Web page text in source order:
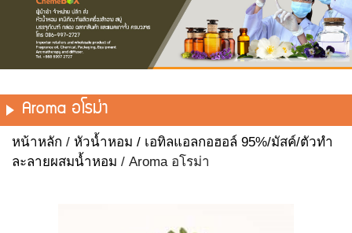
Aroma อโรม่า
หน้าหลัก / หัวน้ำหอม / เอทิลแอลกอฮอล์ 95%/มัสค์/ตัวทำ
ละลายผสมน้ำหอม / Aroma อโรม่า